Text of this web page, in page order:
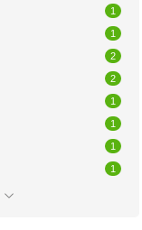
1
1
2
2
1
1
1
1